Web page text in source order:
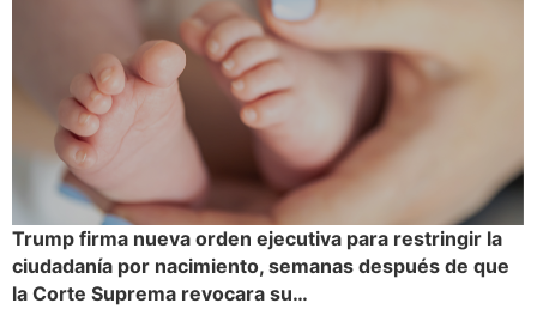
Trump firma nueva orden ejecutiva para restringir la
ciudadanía por nacimiento, semanas después de que
la Corte Suprema revocara su…